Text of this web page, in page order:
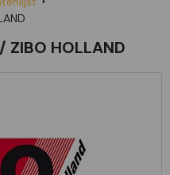
ZIBO HOLLAND